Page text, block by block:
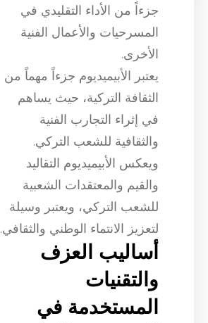
جزءاً من الأداء التقليدي في
المسرحيات والأعمال الفنية
الأخرى.
يعتبر الأبيميديوم جزءاً مهماً من
الثقافة التركية، حيث يساهم
في إثراء التجارب الفنية
والثقافية للشعب التركي.
ويعكس الأبيميديوم التقاليد
والقيم والمعتقدات الشعبية
للشعب التركي، ويعتبر وسيلة
لتعزيز الانتماء الوطني والثقافي.
أساليب العزف
والتقنيات
المستخدمة في